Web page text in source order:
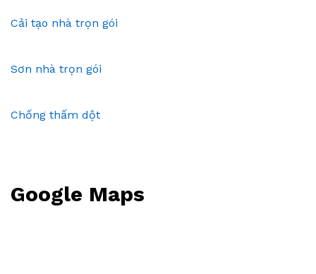
Cải tạo nhà trọn gói
Sơn nhà trọn gói
Chống thấm dột
Google Maps